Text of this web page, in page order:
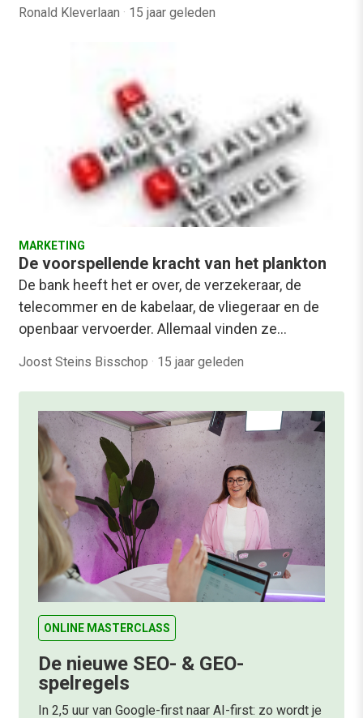
Ronald Kleverlaan · 15 jaar geleden
MARKETING
De voorspellende kracht van het plankton
De bank heeft het er over, de verzekeraar, de
telecommer en de kabelaar, de vliegeraar en de
openbaar vervoerder. Allemaal vinden ze…
Joost Steins Bisschop · 15 jaar geleden
ONLINE MASTERCLASS
De nieuwe SEO- & GEO-
spelregels
In 2,5 uur van Google-first naar AI-first: zo wordt je